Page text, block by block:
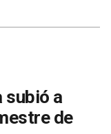
subió a
de